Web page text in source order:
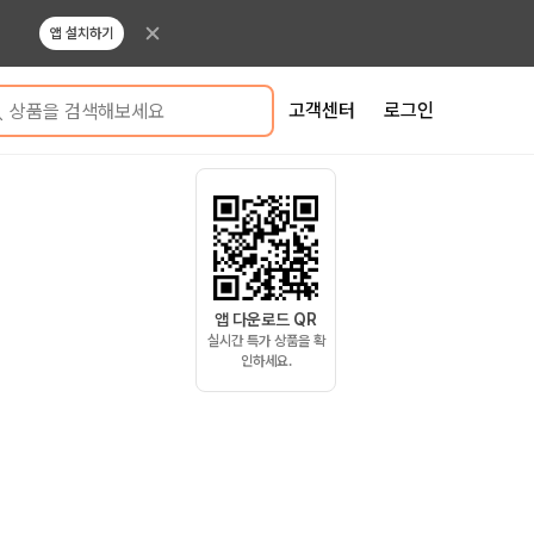
앱 설치하기
상품을 검색해보세요 고객센터 로그인
앱 다운로드 QR
실시간 특가 상품을 확
인하세요.